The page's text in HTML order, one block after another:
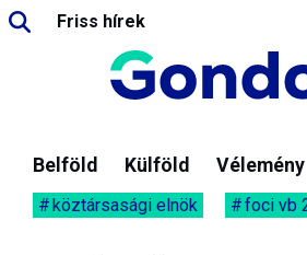
Friss hírek
Belföld Külföld Vélemény
köztársasági elnök foci vb